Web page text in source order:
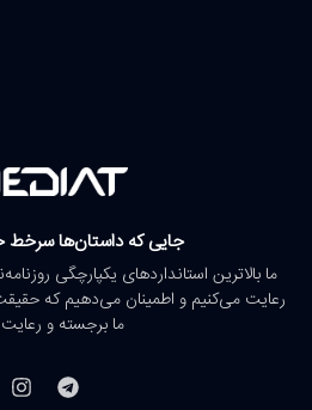
جایی که داستان‌ها سرخط
ما بالاترین استانداردهای یکپارچگی
رعایت می‌کنیم و اطمینان می‌دهیم که
ما برجسته و